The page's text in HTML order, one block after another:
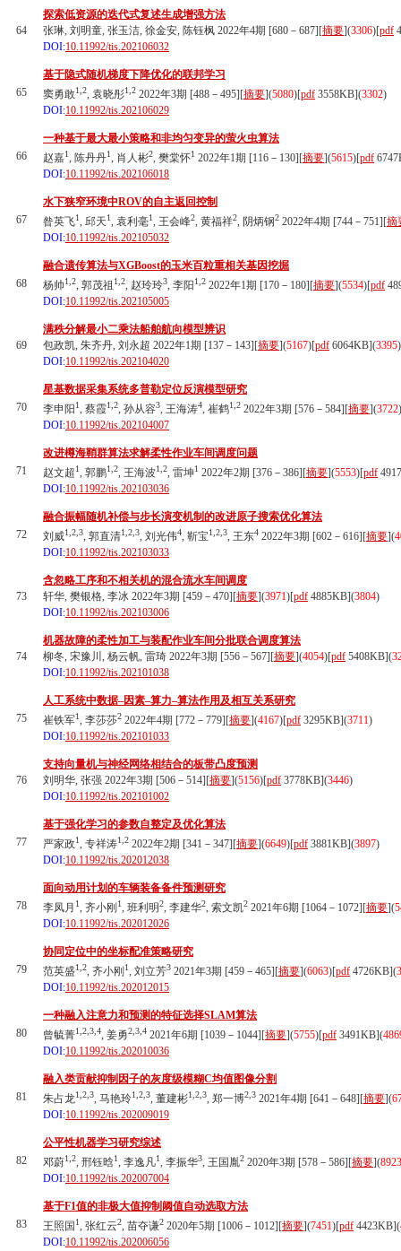
64
探索低资源的迭代式复述生成增强方法
张琳, 刘明童, 张玉洁, 徐金安, 陈钰枫 2022年4期 [680－687][摘要](3306)[pdf
DOI:10.11992/tis.202106032
65
基于隐式随机梯度下降优化的联邦学习
窦勇敢1,2, 袁晓彤1,2 2022年3期 [488－495][摘要](5080)[pdf 3558KB](3302)
DOI:10.11992/tis.202106029
66
一种基于最大最小策略和非均匀变异的萤火虫算法
赵嘉1, 陈丹丹1, 肖人彬2, 樊棠怀1 2022年1期 [116－130][摘要](5615)[pdf
DOI:10.11992/tis.202106018
67
水下狭窄环境中ROV的自主返回控制
昝英飞1, 邱天1, 袁利毫1, 王会峰2, 黄福祥2, 阴炳钢2 2022年4期 [744－751][摘
DOI:10.11992/tis.202105032
68
融合遗传算法与XGBoost的玉米百粒重相关基因挖掘
杨帅1,2, 郭茂祖 1,2, 赵玲玲3, 李阳 1,2 2022年1期 [170－180][摘要](5534)[pdf
DOI:10.11992/tis.202105005
69
满秩分解最小二乘法船舶航向模型辨识
包政凯, 朱齐丹, 刘永超 2022年1期 [137－143][摘要](5167)[pdf 6064KB](3395)
DOI:10.11992/tis.202104020
70
星基数据采集系统多普勒定位反演模型研究
李申阳 1, 蔡霞1,2, 孙从容3, 王海涛4, 崔鹤1,2 2022年3期 [576－584][摘要](3722)
DOI:10.11992/tis.202104007
71
改进樽海鞘群算法求解柔性作业车间调度问题
赵文超1, 郭鹏1,2, 王海波1,2, 雷坤1 2022年2期 [376－386][摘要](5553)[pdf
DOI:10.11992/tis.202103036
72
融合振幅随机补偿与步长演变机制的改进原子搜索优化算法
刘威1,2,3, 郭直清1,2,3, 刘光伟4, 靳宝1,2,3, 王东4 2022年3期 [602－616][摘要](
DOI:10.11992/tis.202103033
73
含忽略工序和不相关机的混合流水车间调度
轩华, 樊银格, 李冰 2022年3期 [459－470][摘要](3971)[pdf 4885KB](3804)
DOI:10.11992/tis.202103006
74
机器故障的柔性加工与装配作业车间分批联合调度算法
柳冬, 宋豫川, 杨云帆, 雷琦 2022年3期 [556－567][摘要](4054)[pdf 5408KB](
DOI:10.11992/tis.202101038
75
人工系统中数据–因素–算力–算法作用及相互关系研究
崔铁军1, 李莎莎2 2022年4期 [772－779][摘要](4167)[pdf 3295KB](3711)
DOI:10.11992/tis.202101033
76
支持向量机与神经网络相结合的板带凸度预测
刘明华, 张强 2022年3期 [506－514][摘要](5156)[pdf 3778KB](3446)
DOI:10.11992/tis.202101002
77
基于强化学习的参数自整定及优化算法
严家政1, 专祥涛1,2 2022年2期 [341－347][摘要](6649)[pdf 3881KB](3897)
DOI:10.11992/tis.202012038
78
面向动用计划的车辆装备备件预测研究
李凤月 1, 齐小刚 1, 班利明2, 李建华2, 索文凯2 2021年6期 [1064－1072][摘要](
DOI:10.11992/tis.202012026
79
协同定位中的坐标配准策略研究
范英盛1,2, 齐小刚 1, 刘立芳3 2021年3期 [459－465][摘要](6063)[pdf 4726KB](
DOI:10.11992/tis.202012015
80
一种融入注意力和预测的特征选择SLAM算法
曾毓菁1,2,3,4, 姜勇2,3,4 2021年6期 [1039－1044][摘要](5755)[pdf 3491KB](
DOI:10.11992/tis.202010036
81
融入类贡献抑制因子的灰度级模糊C均值图像分割
朱占龙1,2,3, 马艳玲1,2,3, 董建彬1,2,3, 郑一博2,3 2021年4期 [641－648][摘要](
DOI:10.11992/tis.202009019
82
公平性机器学习研究综述
邓蔚1,2, 邢钰晗1, 李逸凡1, 李振华3, 王国胤2 2020年3期 [578－586][摘要](8923
DOI:10.11992/tis.202007004
83
基于F1值的非极大值抑制阈值自动选取方法
王照国 1, 张红云2, 苗夺谦2 2020年5期 [1006－1012][摘要](7451)[pdf 4423KB](
DOI:10.11992/tis.202006056